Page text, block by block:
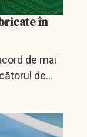
în
de mai
de
cipuri